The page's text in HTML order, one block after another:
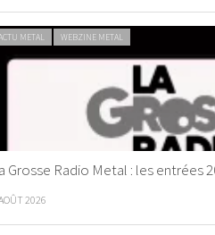
METAL WEBZINE METAL
Grosse Radio Metal : les entrées
2026